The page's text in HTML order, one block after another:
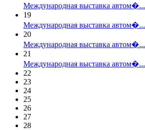
Международная выставка автом�...
19
Международная выставка автом�...
20
Международная выставка автом�...
21
Международная выставка автом�...
22
23
24
25
26
27
28